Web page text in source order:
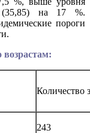
(35,85) на 17 %.
пороги
возрастам:
Количество
243